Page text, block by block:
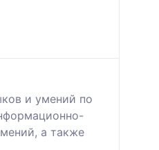
и умений по
а также